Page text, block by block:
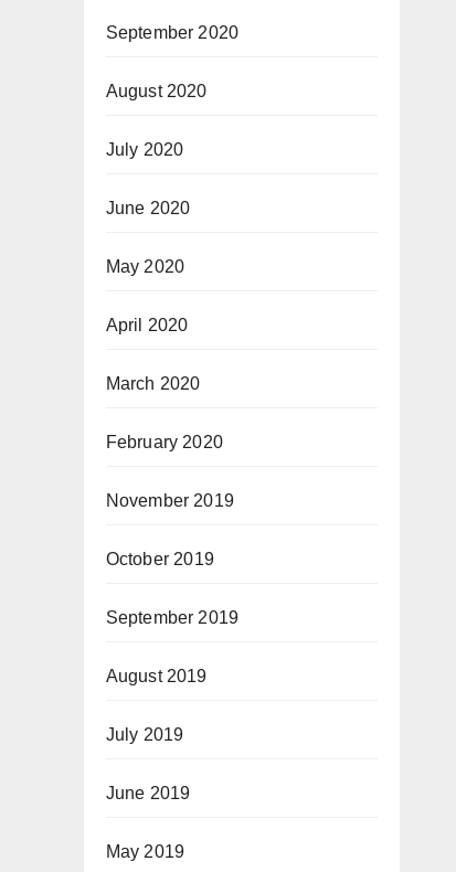
September 2020
August 2020
July 2020
June 2020
May 2020
April 2020
March 2020
February 2020
November 2019
October 2019
September 2019
August 2019
July 2019
June 2019
May 2019